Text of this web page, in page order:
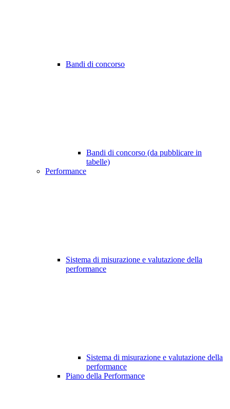
Bandi di concorso
Bandi di concorso (da pubblicare in
tabelle)
Performance
Sistema di misurazione e valutazione della
performance
Sistema di misurazione e valutazione della
performance
Piano della Performance